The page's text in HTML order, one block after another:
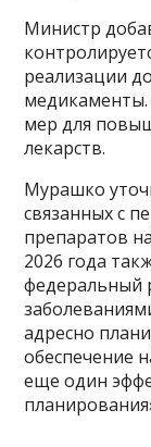
Министр
реализации
медикаменты.
мер для
лекарств.
Мурашко
связанных с
препаратов
2026 года
федеральный
адресно
обеспечение
еще один